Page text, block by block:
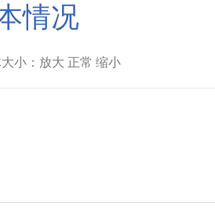
情况
小：放大 正常 缩小